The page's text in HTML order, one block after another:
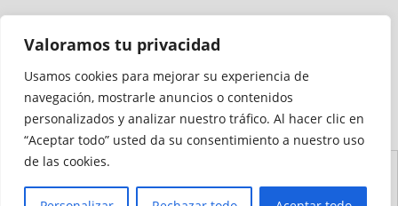
Valoramos tu privacidad
Usamos cookies para mejorar su experiencia de
navegación, mostrarle anuncios o contenidos
personalizados y analizar nuestro tráfico. Al hacer clic en
“Aceptar todo” usted da su consentimiento a nuestro uso
de las cookies.
Medio auditado por
Accesibilidad
Sitio
Cookies
Privacidad